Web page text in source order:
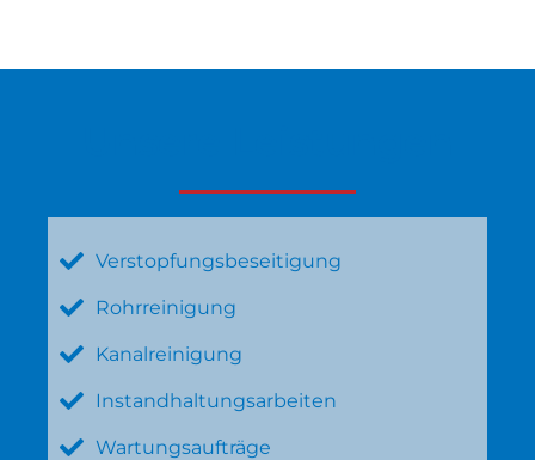
Verstopfungsbeseitigung
Rohrreinigung
Kanalreinigung
Instandhaltungsarbeiten
Wartungsaufträge